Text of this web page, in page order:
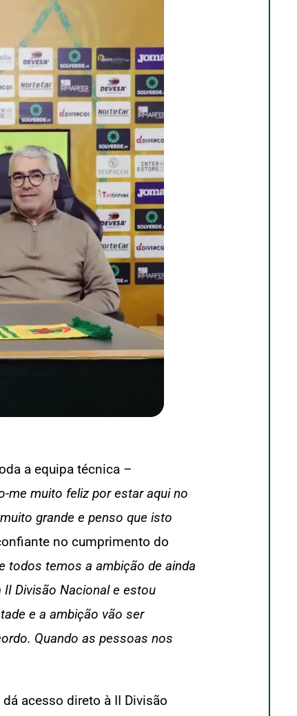
a equipa técnica –
me muito feliz por estar aqui no
grande e penso que isto
no cumprimento do
todos temos a ambição de ainda
Divisão Nacional e estou
e a ambição vão ser
Quando as pessoas nos
acesso direto à II Divisão